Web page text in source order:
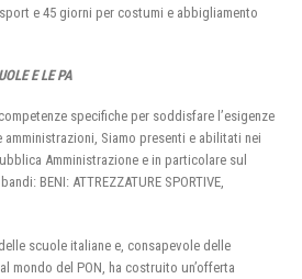
e 45 giorni per costumi e abbigliamento
E LE PA
specifiche per soddisfare l’esigenze
Siamo presenti e abilitati nei
Amministrazione e in particolare sul
BENI: ATTREZZATURE SPORTIVE,
scuole italiane e, consapevole delle
mondo del PON, ha costruito un’offerta